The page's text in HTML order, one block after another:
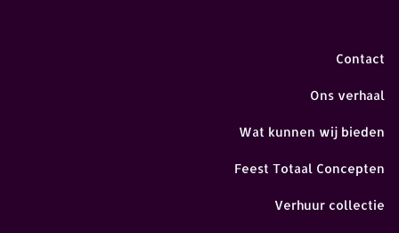
Contact
Ons verhaal
Wat kunnen wij bieden
Feest Totaal Concepten
Verhuur collectie